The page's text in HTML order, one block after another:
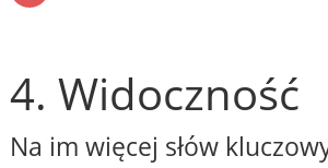
4. Widoczność
Na im więcej słów